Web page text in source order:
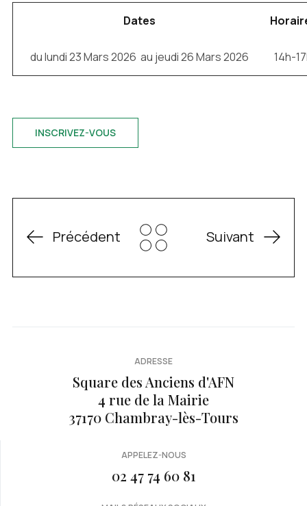
Dates
du lundi 23 Mars 2026 au jeudi 26 Mars 2026 14h-
INSCRIVEZ-VOUS
Précédent Suivant
ADRESSE
Square des Anciens d'AFN
4 rue de la Mairie
37170 Chambray-lès-Tours
APPELEZ-NOUS
02 47 74 60 81